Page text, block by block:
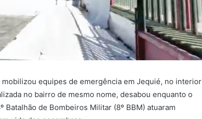
equipes de emergência em Jequié, no interior
no bairro de mesmo nome, desabou enquanto o
de Bombeiros Militar (8º BBM) atuaram